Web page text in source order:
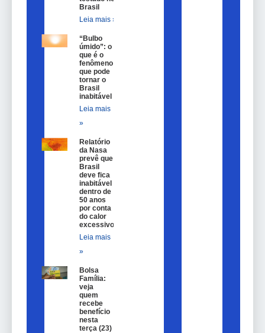
Brasil
Leia mais »
“Bulbo
úmido”: o
que é o
fenômeno
que pode
tornar o
Brasil
inabitável
Leia mais
»
Relatório
da Nasa
prevê que
Brasil
deve fica
inabitável
dentro de
50 anos
por conta
do calor
excessivo
Leia mais
»
Bolsa
Família:
veja
quem
recebe
benefício
nesta
terça (23)